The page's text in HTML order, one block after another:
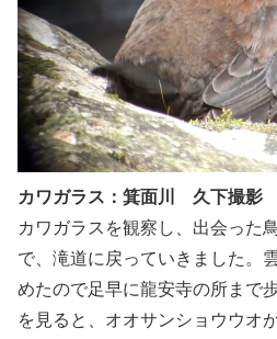
カワガラス：箕面川 久下撮影
カワガラスを観察し、出会った
で、滝道に戻っていきました。
めたので足早に龍安寺の所まで
を見ると、オオサンショウウオ